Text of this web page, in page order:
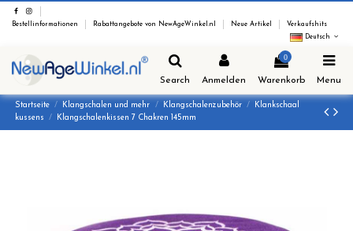
Bestellinformationen Rabattangebote von NewAgeWinkel.nl Neue Artikel
Verkaufshits
Deutsch
Search Anmelden
0
Warenkorb Menu
Startseite Klangschalen und mehr Klangschalenzubehör
Klankschaal
kussens
Klangschalenkissen 7 Chakren 145mm